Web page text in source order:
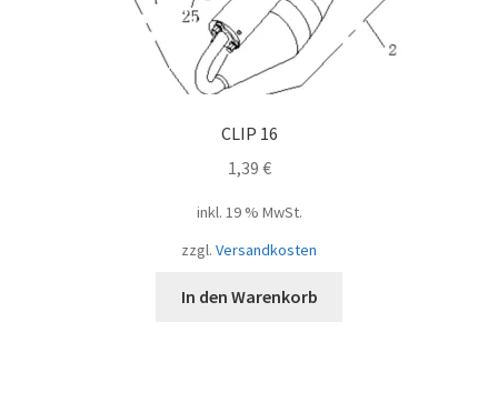
CLIP 16
1,39 €
inkl. 19 % MwSt.
zzgl. Versandkosten
In den Warenkorb